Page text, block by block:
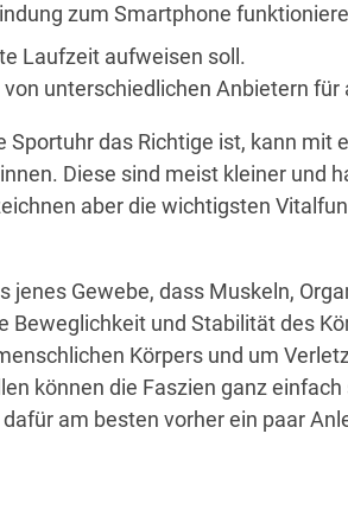
zum Smartphone
Laufzeit aufweisen soll.
unterschiedlichen Anbietern für
Sportuhr das Richtige ist, kann mit
Diese sind meist kleiner und
aber die wichtigsten
jenes Gewebe, dass Muskeln,
Beweglichkeit und Stabilität des
Körpers und um
können die Faszien ganz
am besten vorher ein paar